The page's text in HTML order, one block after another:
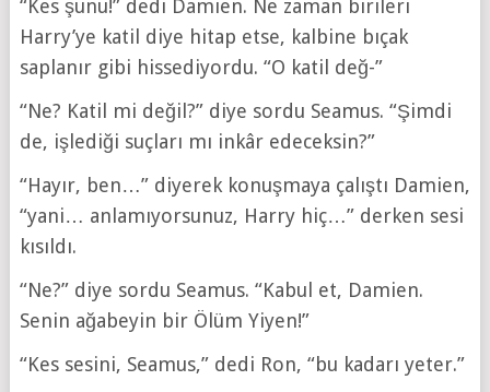
“Kes şunu!” dedi Damien. Ne zaman birileri
Harry’ye katil diye hitap etse, kalbine bıçak
saplanır gibi hissediyordu. “O katil değ-”
“Ne? Katil mi değil?” diye sordu Seamus. “Şimdi
de, işlediği suçları mı inkâr edeceksin?”
“Hayır, ben…” diyerek konuşmaya çalıştı Damien,
“yani… anlamıyorsunuz, Harry hiç…” derken sesi
kısıldı.
“Ne?” diye sordu Seamus. “Kabul et, Damien.
Senin ağabeyin bir Ölüm Yiyen!”
“Kes sesini, Seamus,” dedi Ron, “bu kadarı yeter.”